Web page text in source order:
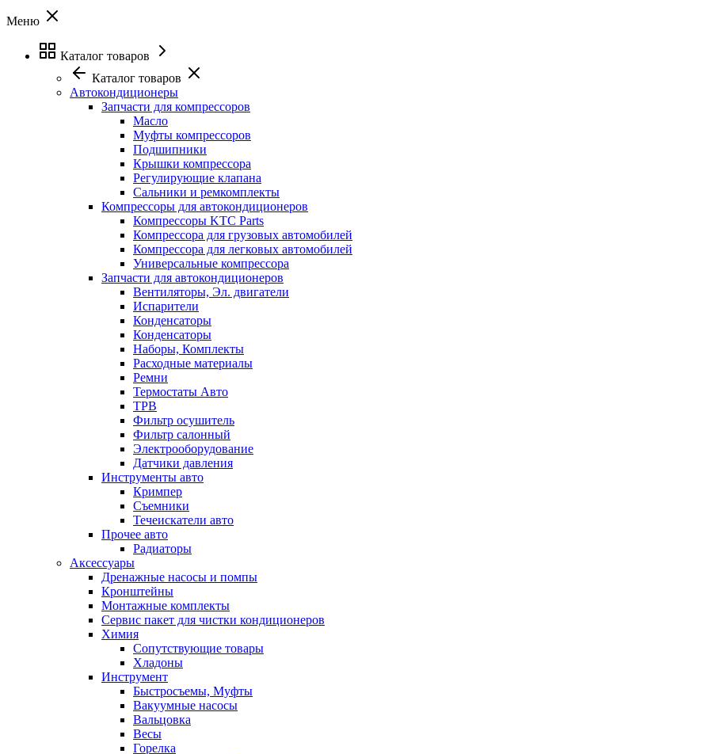
Меню
Каталог товаров
Каталог товаров
Автокондиционеры
Запчасти для компрессоров
Масло
Муфты компрессоров
Подшипники
Крышки компрессора
Регулирующие клапана
Сальники и ремкомплекты
Компрессоры для автокондиционеров
Компрессоры KTC Parts
Компрессора для грузовых автомобилей
Компрессора для легковых автомобилей
Универсальные компрессора
Запчасти для автокондиционеров
Вентиляторы, Эл. двигатели
Испарители
Конденсаторы
Конденсаторы
Наборы, Комплекты
Расходные материалы
Ремни
Термостаты Авто
ТРВ
Фильтр осушитель
Фильтр салонный
Электрооборудование
Датчики давления
Инструменты авто
Кримпер
Съемники
Течеискатели авто
Прочее авто
Радиаторы
Аксессуары
Дренажные насосы и помпы
Кронштейны
Монтажные комплекты
Сервис пакет для чистки кондиционеров
Химия
Сопутствующие товары
Хладоны
Инструмент
Быстросъемы, Муфты
Вакуумные насосы
Вальцовка
Весы
Горелка